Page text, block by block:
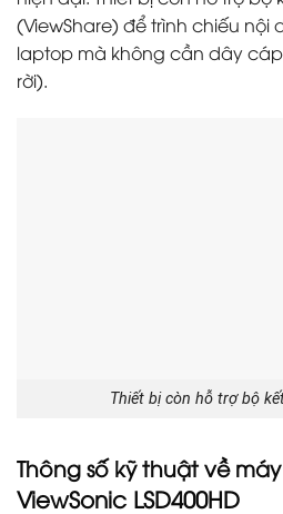
(ViewShare) để trình chiếu nội
laptop mà không cần dây
rời).
Thiết bị còn hỗ trợ bộ
Thông số kỹ thuậtvề
ViewSonic LSD400HD